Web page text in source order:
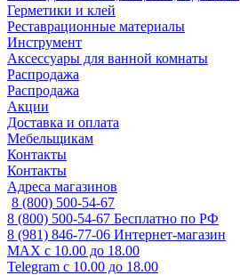
Герметики и клей
Реставрационные материалы
Инструмент
Аксессуары для ванной комнаты
Распродажа
Распродажа
Акции
Доставка и оплата
Мебельщикам
Контакты
Контакты
Адреса магазинов
8 (800) 500-54-67
8 (800) 500-54-67 Бесплатно по РФ
8 (981) 846-77-06 Интернет-магазин
MAX с 10.00 до 18.00
Telegram с 10.00 до 18.00